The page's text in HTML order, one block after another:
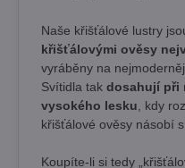
Naše křišťálové lustry
křišťálovými ověsy
vyráběny na
Svítidla tak dosahují při
vysokého lesku, kdy
křišťálové ověsy násobí
Koupíte-li si tedy